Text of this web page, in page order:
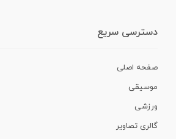
دسترسی سریع
صفحه اصلی
موسیقی
ورزشی
گالری تصاویر